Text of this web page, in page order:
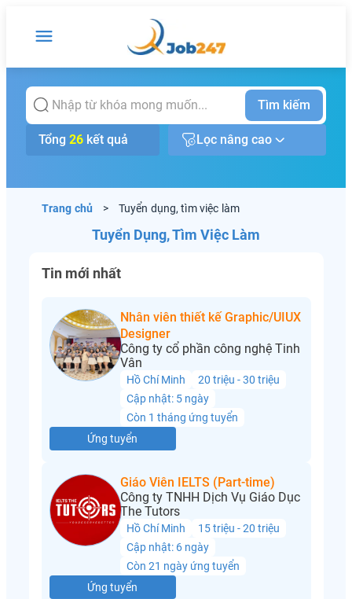
Tìm kiếm
Tổng 26 kết quả Lọc nâng cao
Trang chủ > Tuyển dụng, tìm việc làm
Tuyển Dụng, Tìm Việc Làm
Tin mới nhất
Nhân viên thiết kế Graphic/UIUX
Designer
Công ty cổ phần công nghệ Tinh
Vân
Hồ Chí Minh
20 triệu - 30 triệu
Cập nhật: 5 ngày
Còn 1 tháng ứng tuyển
Ứng tuyển
Giáo Viên IELTS (Part-time)
Công ty TNHH Dịch Vụ Giáo Dục
The Tutors
Hồ Chí Minh
15 triệu - 20 triệu
Cập nhật: 6 ngày
Còn 21 ngày ứng tuyển
Ứng tuyển